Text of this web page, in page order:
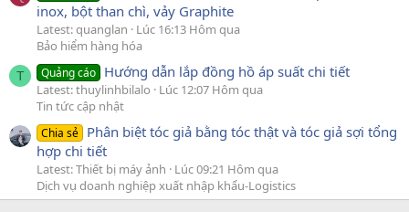
inox, bột than chì, vảy Graphite
Latest: quanglan
Lúc 16:13 Hôm qua
Bảo hiểm hàng hóa
T Quảng cáo Hướng dẫn lắp đồng hồ áp suất chi tiết
Latest: thuylinhbilalo
Lúc 12:07 Hôm qua
Tin tức cập nhật
Chia sẻ Phân biệt tóc giả bằng tóc thật và tóc giả sợi tổng
hợp chi tiết
Latest: Thiết bị máy ảnh
Lúc 09:21 Hôm qua
Dịch vụ doanh nghiệp xuất nhập khẩu-Logistics